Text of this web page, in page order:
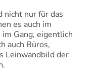
nicht nur für das
es auch im
Gang, eigentlich
auch Büros,
Leinwandbild der